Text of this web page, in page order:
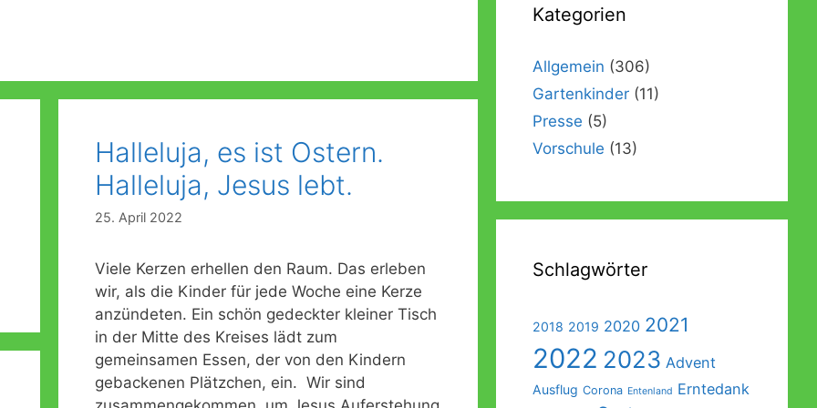
Beschwerde- und Anregungsmanagement
St. Martin Ein Garten für Kinder – Das Konzept
Einweihung der Räumlichkeiten
Abschlussausflug der Vorschulkinder
Abschlussgottesdienst der Vorschulkinder
Sonos
Halleluja, es ist Ostern.
Halleluja, Jesus lebt.
25. April 2022
Viele Kerzen erhellen den Raum. Das erleben
wir, als die Kinder für jede Woche eine Kerze
anzündeten. Ein schön gedeckter kleiner Tisch
in der Mitte des Kreises lädt zum
gemeinsamen Essen, der von den Kindern
gebackenen Plätzchen, ein. Wir sind
Kategorien
Allgemein (306)
Gartenkinder (11)
Presse (5)
Vorschule (13)
Schlagwörter
2018 2019 2020 2021
2022 2023 Advent
Ausflug Corona Entenland Erntedank